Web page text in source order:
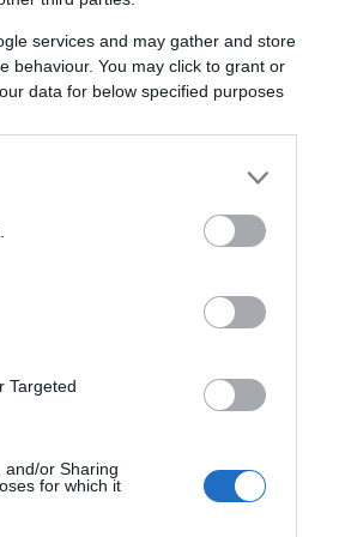
services and may gather and store
behaviour. You may click to grant or
data for below specified purposes
Targeted
and/or Sharing
for which it
bizonyítvány
500-600 órás
helyett 2-
azonban a
fednek
adózási
kimutatások
modulok alól,
áron való
Facebook
2025 május
2025 február
2025 január